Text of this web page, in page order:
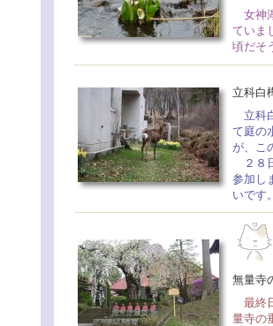
女神
ていま
頃だそ
立科
立科
て庭の
が、こ
２８
参加し
いです
無量
最終
量寺の